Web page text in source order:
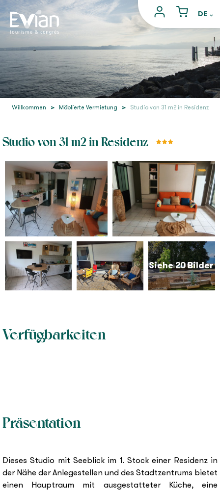
Willkommen > Möblierte Vermietung > Studio von 31 m2 in Residenz
Studio von 31 m2 in Residenz
Siehe 20 Bilder
Verfügbarkeiten
Präsentation
Dieses Studio mit Seeblick im 1. Stock einer Residenz in
der Nähe der Anlegestellen und des Stadtzentrums bietet
einen Hauptraum mit ausgestatteter Küche, eine